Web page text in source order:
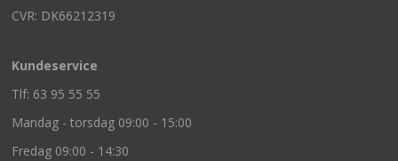
CVR: DK66212319
Kundeservice
Tlf: 63 95 55 55
Mandag - torsdag 09:00 - 15:00
Fredag 09:00 - 14:30